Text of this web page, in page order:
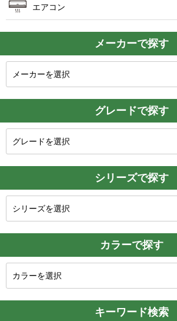
エアコン
メーカーで探す
グレードで探す
シリーズで探す
カラーで探す
キーワード検索